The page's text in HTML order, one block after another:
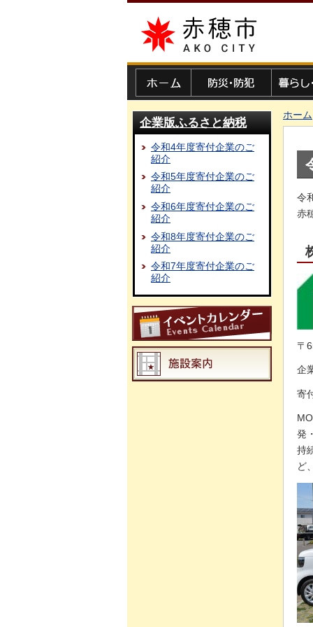
赤穂市
企業版ふるさと納税
令和4年度寄付企業のご
紹介
令和5年度寄付企業のご
紹介
令和6年度寄付企業のご
紹介
令和8年度寄付企業のご
紹介
令和7年度寄付企業のご
紹介
ホーム
令
赤
〒
企
寄
発
持
ど